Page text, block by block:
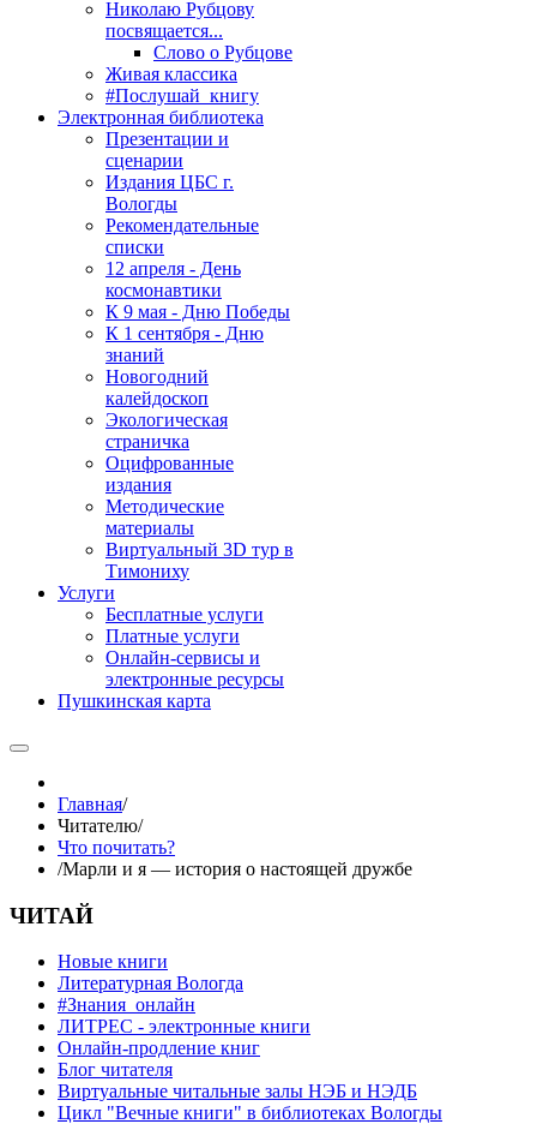
Николаю Рубцову
посвящается...
Слово о Рубцове
Живая классика
#Послушай_книгу
Электронная библиотека
Презентации и
сценарии
Издания ЦБС г.
Вологды
Рекомендательные
списки
12 апреля - День
космонавтики
К 9 мая - Дню Победы
К 1 сентября - Дню
знаний
Новогодний
калейдоскоп
Экологическая
страничка
Оцифрованные
издания
Методические
материалы
Виртуальный 3D тур в
Тимониху
Услуги
Бесплатные услуги
Платные услуги
Онлайн-сервисы и
электронные ресурсы
Пушкинская карта
Главная/
Читателю/
Что почитать?
/Марли и я — история о настоящей дружбе
ЧИТАЙ
Новые книги
Литературная Вологда
#Знания_онлайн
ЛИТРЕС - электронные книги
Онлайн-продление книг
Блог читателя
Виртуальные читальные залы НЭБ и НЭДБ
Цикл "Вечные книги" в библиотеках Вологды